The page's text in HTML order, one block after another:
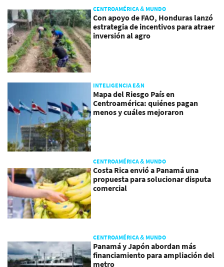
CENTROAMÉRICA & MUNDO
Con apoyo de FAO, Honduras lanzó
estrategia de incentivos para atraer
inversión al agro
INTELIGENCIA E&N
Mapa del Riesgo País en
Centroamérica: quiénes pagan
menos y cuáles mejoraron
CENTROAMÉRICA & MUNDO
Costa Rica envió a Panamá una
propuesta para solucionar disputa
comercial
CENTROAMÉRICA & MUNDO
Panamá y Japón abordan más
financiamiento para ampliación del
metro